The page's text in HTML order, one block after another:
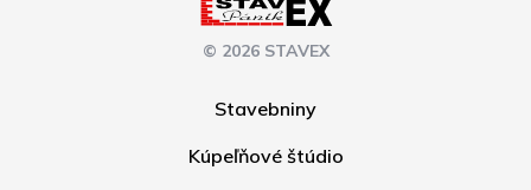
© 2026 STAVEX
Stavebniny
Kúpeľňové štúdio